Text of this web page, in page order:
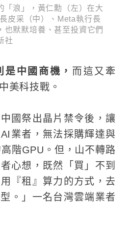
「浪」，黃仁勳（左）在大
皮采（中）、Meta執行長
也默默培養、甚至投資它們
社
中國商機， 而這又牽
美科技戰。
國祭出晶片禁令後，讓
業者，無法採購輝達與
階GPU。但，山不轉路
心想，既然「買」不到
『租』算力的方式，去
。」一名台灣雲端業者